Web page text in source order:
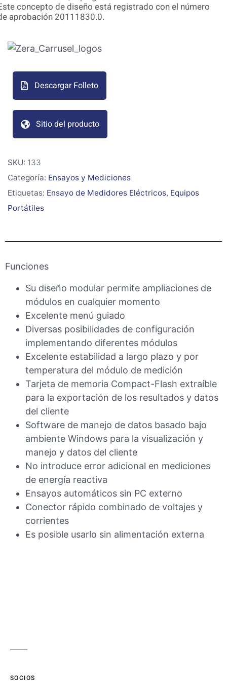
concepto de diseño está registrado con el número
aprobación 20111830.0.
Descargar Folleto
Sitio del producto
SKU: 133
Categoría: Ensayos y Mediciones
Etiquetas: Ensayo de Medidores Eléctricos, Equipos
Portátiles
Funciones
Su diseño modular permite ampliaciones de
módulos en cualquier momento
Excelente menú guiado
Diversas posibilidades de configuración
implementando diferentes módulos
Excelente estabilidad a largo plazo y por
temperatura del módulo de medición
Tarjeta de memoria Compact-Flash extraíble
para la exportación de los resultados y datos
del cliente
Software de manejo de datos basado bajo
ambiente Windows para la visualización y
manejo y datos del cliente
No introduce error adicional en mediciones
de energía reactiva
Ensayos automáticos sin PC externo
Conector rápido combinado de voltajes y
corrientes
Es posible usarlo sin alimentación externa
SOCIOS